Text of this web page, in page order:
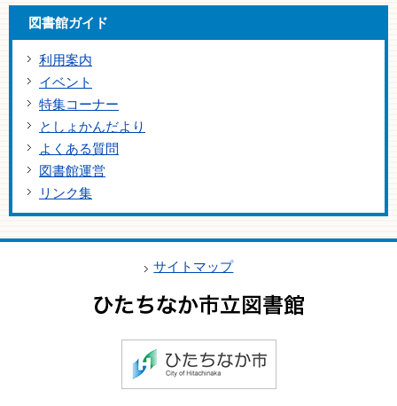
図書館ガイド
利用案内
イベント
特集コーナー
としょかんだより
よくある質問
図書館運営
リンク集
サイトマップ